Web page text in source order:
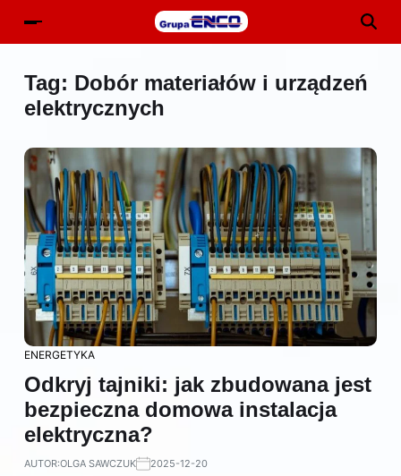
Tag: Dobór materiałów i urządzeń
elektrycznych
ENERGETYKA
Odkryj tajniki: jak zbudowana jest
bezpieczna domowa instalacja
elektryczna?
AUTOR:OLGA SAWCZUK 2025-12-20